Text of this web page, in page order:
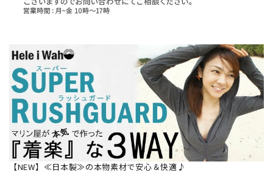
【NEW】≪日本製≫の本物素材で安心＆快適♪